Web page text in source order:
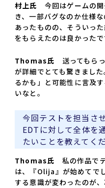
村上氏 今回はゲームの
き、一部バグなのか仕様
あったものの、そういっ
をもらえたのは良かったで
Thomas氏 送ってもら
が詳細でとても驚きまし
るかも」と可能性に言及
いなと。
今回テストを担当さ
EDTに対して全体を
たいことを教えてくだ
Thomas氏 私の作品で
は、『Olija』が始めてで
する意識が変わったのが